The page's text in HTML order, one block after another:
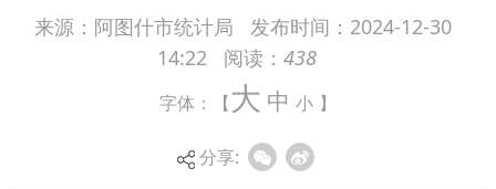
来源：阿图什市统计局 发布时间： 2024-12-30
14:22
阅读： 438
字体：【大 中 小 】
分享:
消费市场持续低位运行。
上单位完成社会消费品零售总额同比增长2.4%
分消费形态看，餐饮零售均实现增长。